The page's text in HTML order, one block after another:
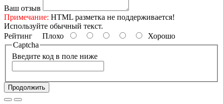
Ваш отзыв
Примечание: HTML разметка не поддерживается!
Используйте обычный текст.
Рейтинг Плохо
Хорошо
Captcha
Введите код в поле ниже
Продолжить